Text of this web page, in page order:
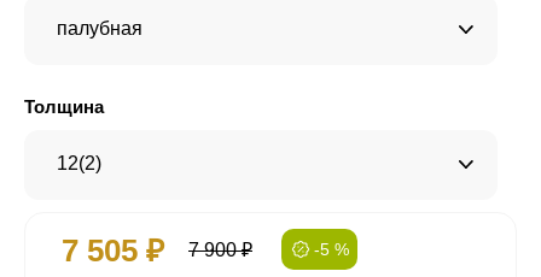
палубная
Толщина
12(2)
7 505 ₽ 7 900 ₽ -5 %